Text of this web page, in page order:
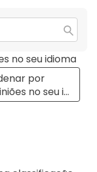
no seu idioma
a
with
por
Opiniões no seu idioma